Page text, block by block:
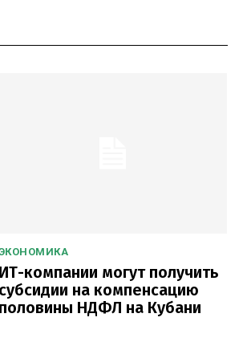
ИТ-компании могут получить
субсидии на компенсацию
половины НДФЛ на Кубани